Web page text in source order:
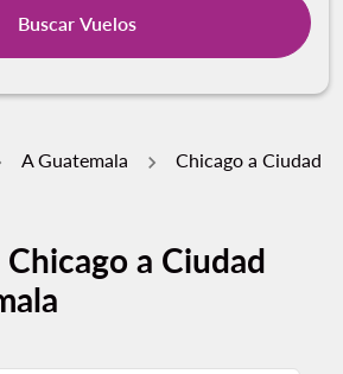
Buscar Vuelos
A Guatemala
Chicago a Ciudad
a Ciudad